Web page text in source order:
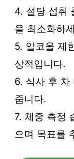
4. 설탕 섭취
을 최소화하
5. 알코올 제
상적입니다.
6. 식사 후 차
줍니다.
7. 체중 측정
으며 목표를